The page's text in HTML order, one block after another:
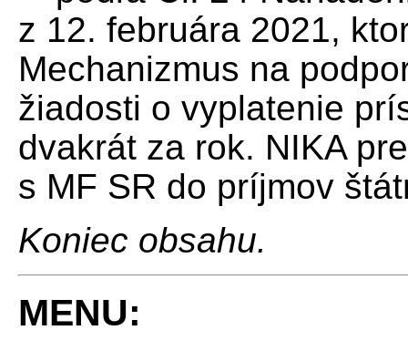
z 12. februára 2021,
Mechanizmus na
žiadosti o vyplatenie
dvakrát za rok. NIKA
s MF SR do príjmov
Koniec obsahu.
MENU: